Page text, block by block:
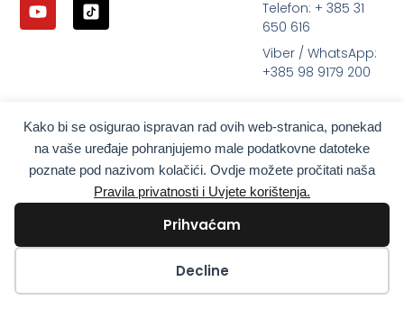
Kako bi se osigurao ispravan rad ovih web-stranica, ponekad
na vaše uređaje pohranjujemo male podatkovne datoteke
poznate pod nazivom kolačići. Ovdje možete pročitati naša
Pravila privatnosti i Uvjete korištenja.
Prihvaćam
Decline
Telefon: + 385 31
650 616
Viber / WhatsApp:
+385 98 9179 200
Feragatname: MarioLab.hr yalnızca genel bilgilendirme amaçlı kullanın.